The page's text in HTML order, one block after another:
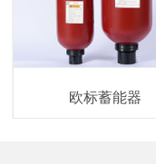
欧标蓄能器